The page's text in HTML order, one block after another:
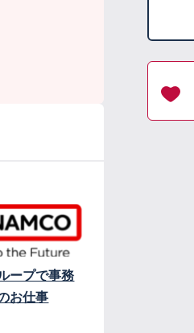
ープで事務
お仕事